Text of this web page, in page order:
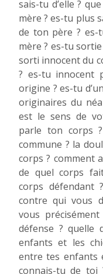
sais-tu d’elle ?
mère ? es-tu plus
de ton père ? es-
mère ? es-tu
sorti innocent du
? es-tu innocent
origine ? es-tu
originaires du
est le sens de
parle ton corps
commune ? la
corps ? comment
de quel corps
corps défendant
contre qui vous
vous
défense ? quelle
enfants et les
entre tes enfants
connais-tu de toi